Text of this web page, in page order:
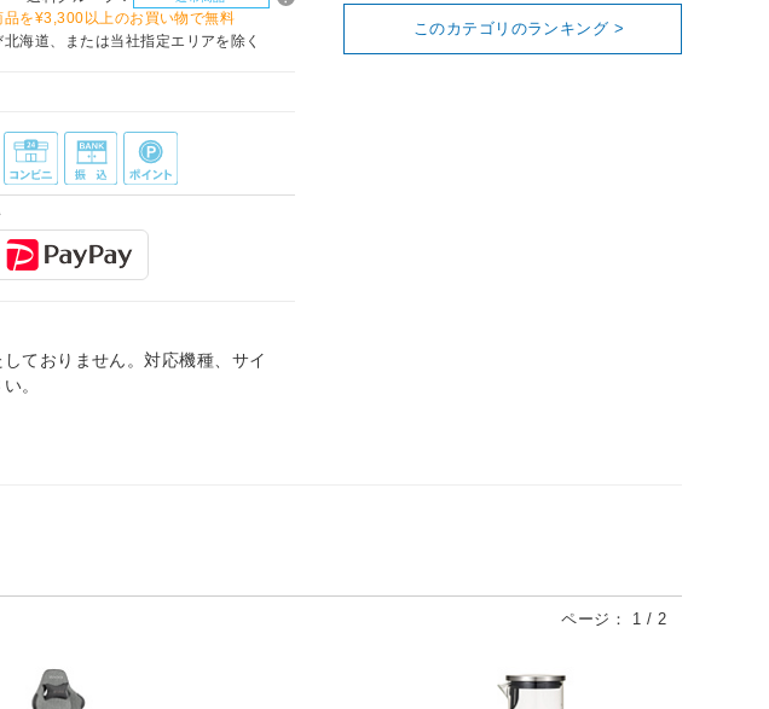
品を¥3,300以上のお買い物で無料
海道、または当社指定エリアを除く
ておりません。対応機種、サイ
。
このカテゴリのランキング >
ページ： 1 / 2